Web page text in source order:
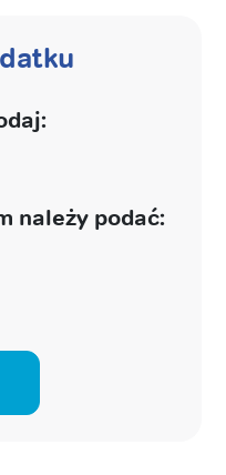
należy podać: